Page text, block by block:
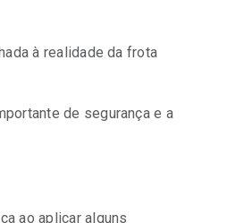
à realidade da frota
de segurança e a
ao aplicar alguns